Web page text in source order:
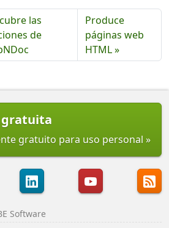
las
de
Produce
páginas web
HTML »
gratuita
gratuito para uso personal
Software